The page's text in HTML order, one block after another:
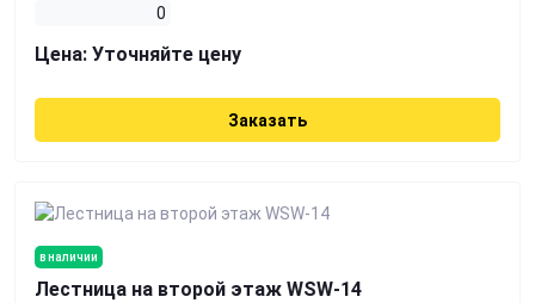
0
Цена: Уточняйте цену
Заказать
в наличии
Лестница на второй этаж WSW-14